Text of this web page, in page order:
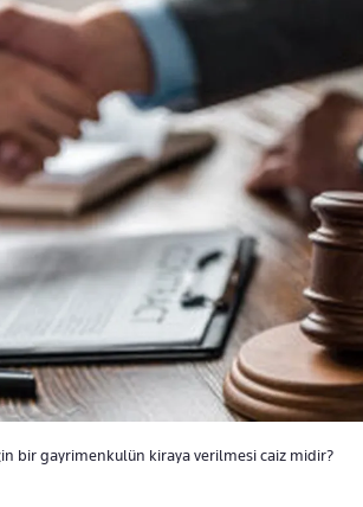
bir gayrimenkulün kiraya verilmesi caiz midir?